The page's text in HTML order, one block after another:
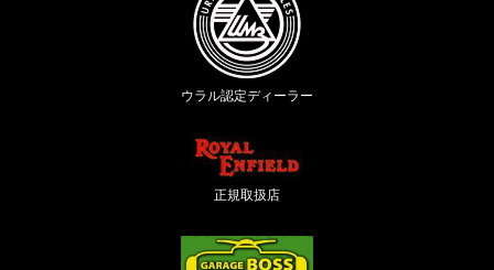
ウラル認定ディーラー
正規取扱店